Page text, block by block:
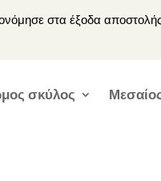
στα έξοδα
σκύλος